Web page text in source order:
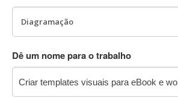
Dê um nome para o trabalho